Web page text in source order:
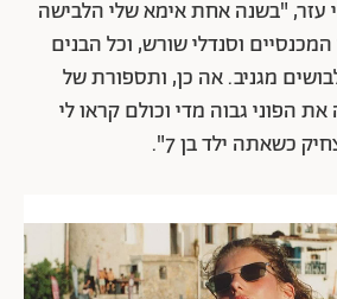
עזר, "בשנה אחת אימא שלי הלבישה
וסנדלי שורש, וכל הבנים
מגניב. אה כן, ותספורת של
הפוני גבוה מדי וכולם קראו לי
כשאתה ילד בן 7".